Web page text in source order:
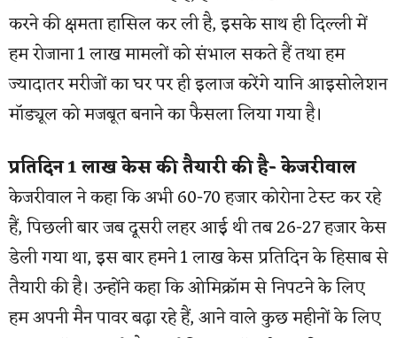
करने की क्षमता हासिल कर ली है, इसके साथ ही दिल्ली में
हम रोजाना 1 लाख मामलों को संभाल सकते हैं तथा हम
ज्यादातर मरीजों का घर पर ही इलाज करेंगे यानि आइसोलेशन
मॉड्यूल को मजबूत बनाने का फैसला लिया गया है।
प्रतिदिन 1 लाख केस की तैयारी की है- केजरीवाल
केजरीवाल ने कहा कि अभी 60-70 हजार कोरोना टेस्ट कर रहे
हैं, पिछली बार जब दूसरी लहर आई थी तब 26-27 हजार केस
डेली गया था, इस बार हमने 1 लाख केस प्रतिदिन के हिसाब से
तैयारी की है। उन्होंने कहा कि ओमिक्रॉम से निपटने के लिए
हम अपनी मैन पावर बढ़ा रहे हैं, आने वाले कुछ महीनों के लिए